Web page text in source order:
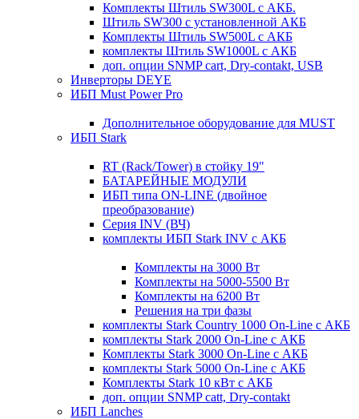
Комплекты Штиль SW300L с АКБ.
Штиль SW300 с установленной АКБ
Комплекты Штиль SW500L с АКБ
комплекты Штиль SW1000L с АКБ
доп. опции SNMP cart, Dry-contakt, USB
Инверторы DEYE
ИБП Must Power Pro
Дополнительное оборудование для MUST
ИБП Stark
RT (Rack/Tower) в стойку 19"
БАТАРЕЙНЫЕ МОДУЛИ
ИБП типа ON-LINE (двойное
преобразование)
Серия INV (ВЧ)
комплекты ИБП Stark INV с АКБ
Комплекты на 3000 Вт
Комплекты на 5000-5500 Вт
Комплекты на 6200 Вт
Решения на три фазы
комплекты Stark Country 1000 On-Line с АКБ
комплекты Stark 2000 On-Line с АКБ
Комплекты Stark 3000 On-Line с АКБ
комплекты Stark 5000 On-Line с АКБ
Комплекты Stark 10 кВт с АКБ
доп. опции SNMP catt, Dry-contakt
ИБП Lanches